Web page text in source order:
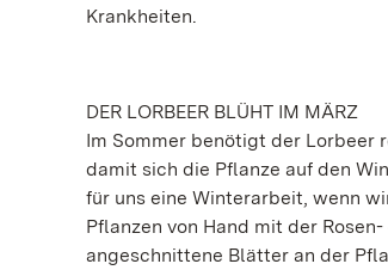
Krankheiten.
DER LORBEER BLÜHT IM MÄRZ
Im Sommer benötigt der Lorbeer
damit sich die Pflanze auf den
für uns eine Winterarbeit, wenn
Pflanzen von Hand mit der
angeschnittene Blätter an der